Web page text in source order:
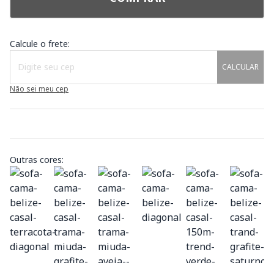
Calcule o frete:
CALCULAR
Não sei meu cep
Outras cores: